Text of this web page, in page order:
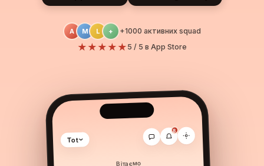
A M L + +1000 активних squad
★★★★★ 5 / 5 в App Store
Tot
8
Вітаємо